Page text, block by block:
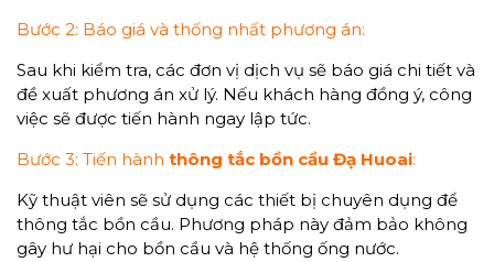
Bước 2: Báo giá và thống nhất phương án:
Sau khi kiểm tra, các đơn vị dịch vụ sẽ báo giá chi tiết và
đề xuất phương án xử lý. Nếu khách hàng đồng ý, công
việc sẽ được tiến hành ngay lập tức.
Bước 3: Tiến hành thông tắc bồn cầu Đạ Huoai:
Kỹ thuật viên sẽ sử dụng các thiết bị chuyên dụng để
thông tắc bồn cầu. Phương pháp này đảm bảo không
gây hư hại cho bồn cầu và hệ thống ống nước.